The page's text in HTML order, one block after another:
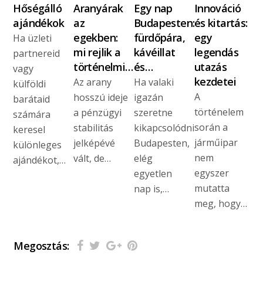
Hőségálló
ajándékok
Ha üzleti
partnereid
vagy
külföldi
barátaid
számára
keresel
különleges
ajándékot,…
Aranyárak
az
egekben:
mi rejlik a
történelmi…
Az arany
hosszú ideje
a pénzügyi
stabilitás
jelképévé
vált, de…
Egy nap
Budapesten:
fürdőpára,
kávéillat
és…
Ha valaki
igazán
szeretne
kikapcsolódni
Budapesten,
elég
egyetlen
nap is,…
Innováció
és kitartás:
egy
legendás
utazás
kezdetei
A
történelem
során a
járműipar
nem
egyszer
mutatta
meg, hogy…
Megosztás: